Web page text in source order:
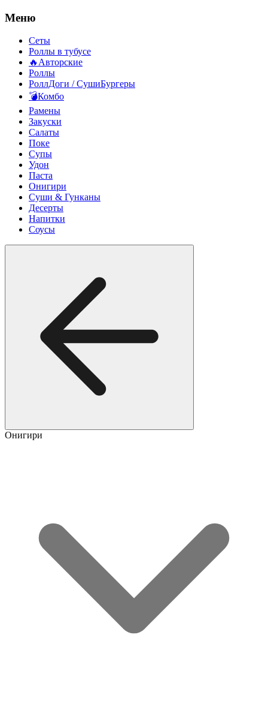
Меню
Сеты
Роллы в тубусе
🔥Авторские
Роллы
РоллДоги / СушиБургеры
💣Комбо
Рамены
Закуски
Салаты
Поке
Супы
Удон
Паста
Онигири
Суши & Гунканы
Десерты
Напитки
Соусы
Онигири